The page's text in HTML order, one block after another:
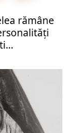
rămâne